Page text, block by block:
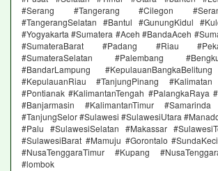
#Serang #Tangerang #Cilegon
#TangerangSelatan #Bantul #GunungKidul
#Yogyakarta #Sumatera #Aceh #BandaAceh
#SumateraBarat #Padang #Riau
#SumateraSelatan #Palembang
#BandarLampung
#KepulauanRiau #TanjungPinang #Kalimatan
#Pontianak #KalimantanTengah #PalangkaRaya
#Banjarmasin #KalimantanTimur #Samarinda
#TanjungSelor #Sulawesi #SulawesiUtara
#Palu #SulawesiSelatan #Makassar
#SulawesiBarat #Mamuju #Gorontalo
#NusaTenggaraTimur #Kupang
#lombok